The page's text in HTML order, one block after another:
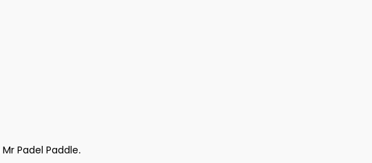
Mr Padel Paddle.